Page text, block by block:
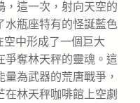
，這一次，射向天空的
水瓶座特有的怪誕藍色
中形成了一個巨大
爭奪林天秤的靈魂。這
為武器的荒唐戰爭，
林天秤咖啡館上空劇